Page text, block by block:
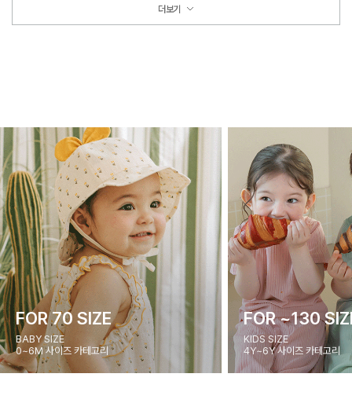
더보기
FOR 70 SIZE
BABY SIZE
0~6M 사이즈 카테고리
FOR ~130
KIDS SIZE
4Y~6Y 사이즈 카테고리